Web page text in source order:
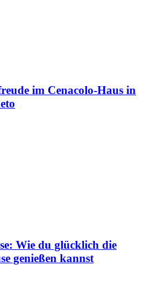
im Cenacolo-Haus in
Wie du glücklich die
genießen kannst